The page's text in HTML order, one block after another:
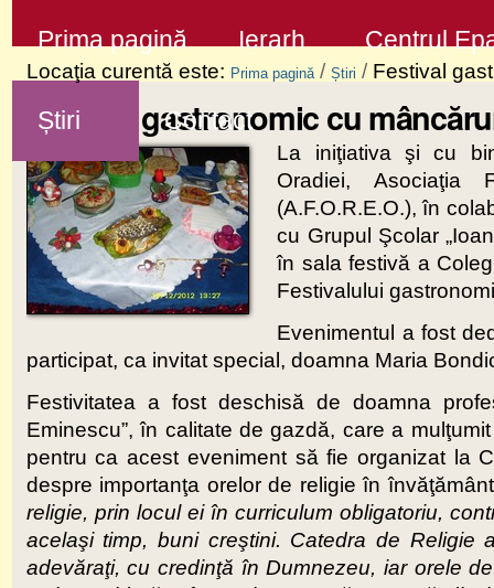
la
conţinut
Sari
la
navigare
Prima pagină Ierarh Centrul
Știri Contact
Locaţia curentă este: Prima pagină / Știri / Festival
Festival gastronomic cu
La iniţiativa şi cu
Oradiei, Asociaţia
(A.F.O.R.E.O.), în
cu Grupul Şcolar
în sala festivă a
Festivalului
Evenimentul a fost
participat, ca invitat special, doamna Maria
Festivitatea a fost deschisă de doamna
Eminescu”, în calitate de gazdă, care a
pentru ca acest eveniment să fie organizat la
despre importanţa orelor de religie în
religie, prin locul ei în curriculum obligatoriu,
acelaşi timp, buni creştini. Catedra de
adevăraţi, cu credinţă în Dumnezeu, iar orele